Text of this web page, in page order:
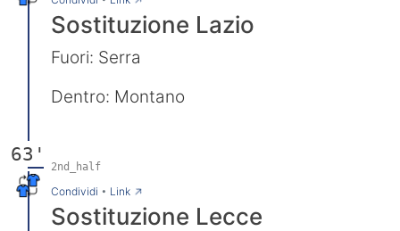
Sostituzione Lazio
Fuori: Serra
Dentro: Montano
63'
2nd_half
Condividi • Link→
Sostituzione Lecce